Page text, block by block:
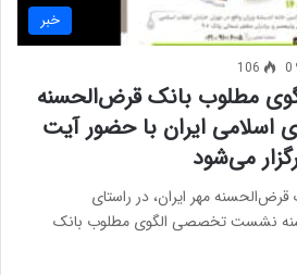
خبر
0
106
مطلوب بانک قرض‌الحسنه
اسلامی ایران با حضور آیت
می‌شود
مهر ایران، در راستای
نشست تخصصی الگوی مطلوب بانک